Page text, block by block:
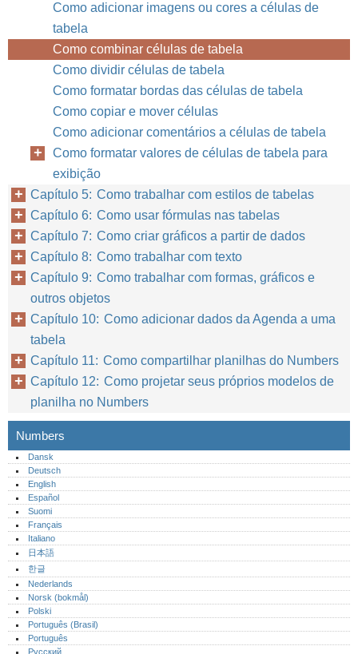
Como adicionar imagens ou cores a células de
tabela
Como combinar células de tabela
Como dividir células de tabela
Como formatar bordas das células de tabela
Como copiar e mover células
Como adicionar comentários a células de tabela
Como formatar valores de células de tabela para
exibição
Capítulo 5: Como trabalhar com estilos de tabelas
Capítulo 6: Como usar fórmulas nas tabelas
Capítulo 7: Como criar gráficos a partir de dados
Capítulo 8: Como trabalhar com texto
Capítulo 9: Como trabalhar com formas, gráficos e
outros objetos
Capítulo 10: Como adicionar dados da Agenda a uma
tabela
Capítulo 11: Como compartilhar planilhas do Numbers
Capítulo 12: Como projetar seus próprios modelos de
planilha no Numbers
Numbers
Dansk
Deutsch
English
Español
Suomi
Français
Italiano
日本語
한글
Nederlands
Norsk (bokmål)‎
Polski
Português (Brasil)
Português‎
Русский